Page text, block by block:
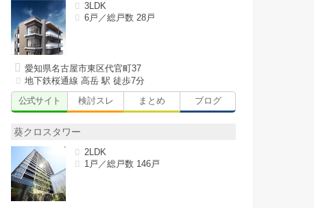
3LDK
6戸／総戸数 28戸
愛知県名古屋市東区代官町37
地下鉄桜通線 高岳 駅 徒歩7分
公式サイト
検討スレ まとめ ブログ
葵クロスタワー
2LDK
1戸／総戸数 146戸